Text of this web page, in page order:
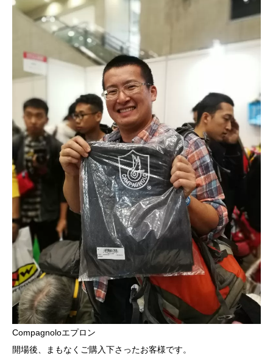
Compagnoloエプロン
開場後、まもなくご購入下さったお客様です。